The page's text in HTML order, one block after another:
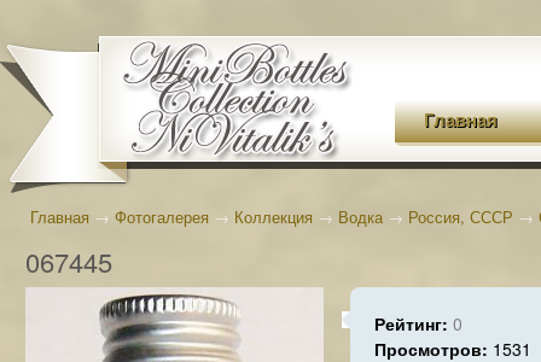
Главная
Главная → Фотогалерея → Коллекция → Водка→ Россия, СССР →
067445
Рейтинг: 0
Просмотров: 1531